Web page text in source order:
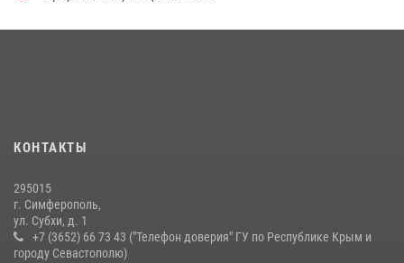
КОНТАКТЫ
295015
г. Симферополь,
ул. Субхи, д. 1
+7 (3652) 66 73 43 ("Телефон доверия" ГУ по Республике Крым и
городу Севастополю)